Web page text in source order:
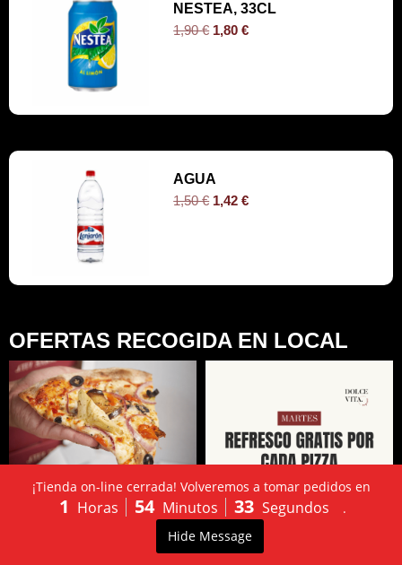
NESTEA, 33CL
1,90€ 1,80€
AGUA
1,50€ 1,42€
OFERTAS RECOGIDA EN LOCAL
PEDIDO
ONLINE
¡Tienda on-line cerrada! Volveremos a tomar pedidos en
1 Horas 54 Minutos 32 Segundos
.
Hide Message